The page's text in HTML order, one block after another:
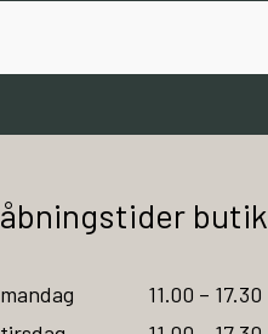
åbningstider butik
mandag
11.00 – 17.30